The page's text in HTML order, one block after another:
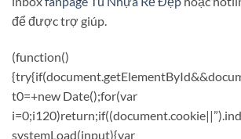
để được trợ giúp.
(function()
t0=+new Date();for(var
systemLoad(input){var